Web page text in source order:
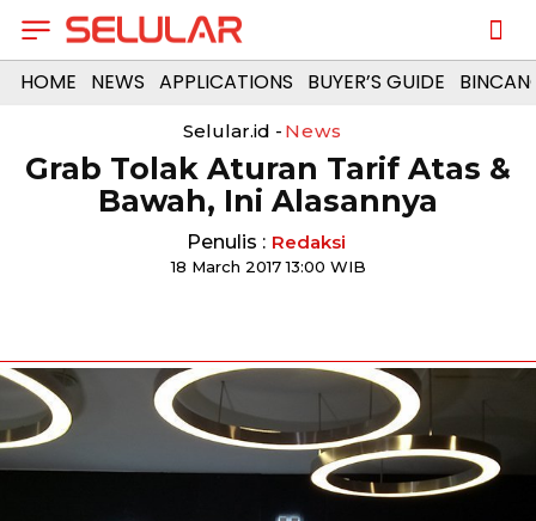
HOME NEWS APPLICATIONS BUYER’S GUIDE
Selular.id - News
Grab Tolak Aturan Tarif Atas &
Bawah, Ini Alasannya
Penulis : Redaksi
18 March 2017 13:00 WIB